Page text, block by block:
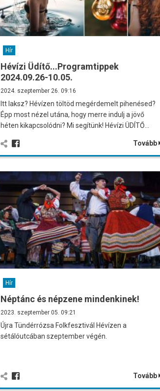
Hír
Hévízi Üdítő...Programtippek
2024.09.26-10.05.
2024. szeptember 26. 09:16
Itt laksz? Hévízen töltöd megérdemelt pihenésed?
Épp most nézel utána, hogy merre indulj a jövő
héten kikapcsolódni? Mi segítünk! Hévízi ÜDÍTŐ…
Tovább
Hír
Néptánc és népzene mindenkinek!
2023. szeptember 05. 09:21
Újra Tündérrózsa Folkfesztivál Hévízen a
sétálóutcában szeptember végén.
Tovább